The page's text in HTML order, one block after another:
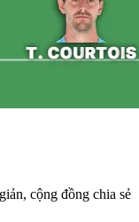
cộng đồng chia sẻ